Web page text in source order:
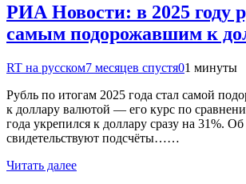
РИА Новости: в 2025 году
самым подорожавшим к
RT на русском7 месяцев спустя01 минуты
Рубль по итогам 2025 года стал самой
к доллару валютой — его курс по
года укрепился к доллару сразу на 31%.
свидетельствуют подсчёты……
Читать далее